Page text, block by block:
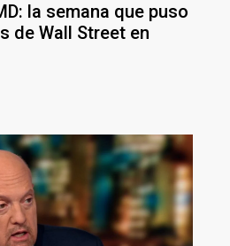
la semana que puso
de Wall Street en